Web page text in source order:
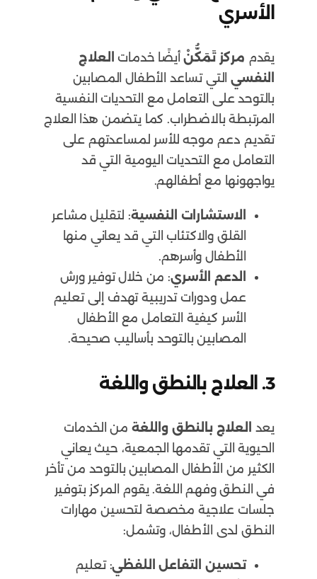
الأسري
يقدم مركز تَمَكُّنْأيضًا خدمات
العلاج
النفسيالتي تساعد الأطفال المصابين
بالتوحد على التعامل مع التحديات النفسية
المرتبطة بالاضطراب. كما يتضمن هذا العلاج
تقديم دعم موجه للأسر لمساعدتهم على
التعامل مع التحديات اليومية التي قد
يواجهونها مع أطفالهم.
الاستشارات النفسية: لتقليل مشاعر
القلق والاكتئاب التي قد يعاني منها
الأطفال وأسرهم.
الدعم الأسري: من خلال توفير ورش
عمل ودورات تدريبية تهدف إلى تعليم
الأسر كيفية التعامل مع الأطفال
المصابين بالتوحد بأساليب صحيحة.
3. العلاج بالنطق واللغة
يعد العلاج بالنطق واللغة من الخدمات
الحيوية التي تقدمها الجمعية، حيث يعاني
الكثير من الأطفال المصابين بالتوحد من تأخر
في النطق وفهم اللغة. يقوم المركز بتوفير
جلسات علاجية مخصصة لتحسين مهارات
النطق لدى الأطفال، وتشمل:
تحسين التفاعل اللفظي: تعليم